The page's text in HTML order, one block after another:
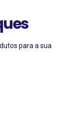
para a sua